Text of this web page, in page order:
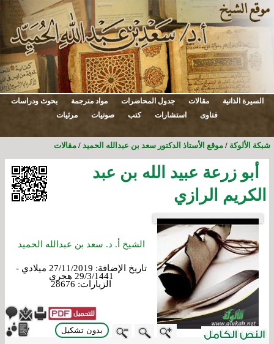
السيرة الذاتية مقالات جدول المحاضرات مواد مترجمة
بحوث ودراسات
فتاوى
استشارات كتب صوتيات مرئيات
شبكة الألوكة / موقع الأستاذ الدكتور سعد بن عبدالله الحميد / مقالات
أبو زرعة عبيد الله بن عبد
الكريم الرازي
الشيخ أ. د. سعد بن عبدالله الحميد
تاريخ الإضافة:
27/11/2019 ميلادي -
29/3/1441 هجري
الزيارات: 28676
بدون تشكيل